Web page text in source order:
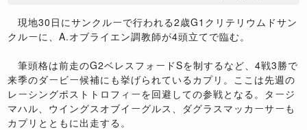
現地30日にサンクルーで行われる2歳G1クリテリウムドサン
クルーに、A.オブライエン調教師が4頭立てで臨む。
筆頭格は前走のG2ベレスフォードSを制するなど、4戦3勝で
来季のダービー候補にも挙げられているカプリ。ここは先週の
レーシングポストトロフィーを回避しての参戦となる。タージ
マハル、ウイングスオブイーグルス、ダグラスマッカーサーも
カプリとともに出走する。